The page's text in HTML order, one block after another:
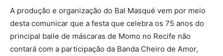
A produção e organização do Bal Masqué vem por meio
desta comunicar que a festa que celebra os 75 anos do
principal baile de máscaras de Momo no Recife não
contará com a participação da Banda Cheiro de Amor,